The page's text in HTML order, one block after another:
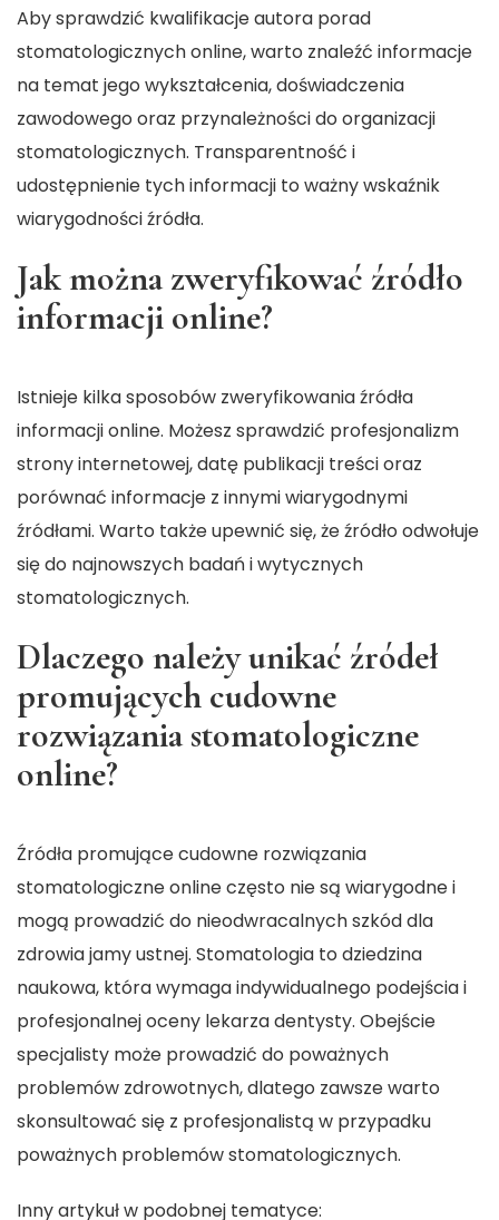
Aby sprawdzić kwalifikacje autora porad
stomatologicznych online, warto znaleźć informacje
na temat jego wykształcenia, doświadczenia
zawodowego oraz przynależności do organizacji
stomatologicznych. Transparentność i
udostępnienie tych informacji to ważny wskaźnik
wiarygodności źródła.
Jak można zweryfikować źródło
informacji online?
Istnieje kilka sposobów zweryfikowania źródła
informacji online. Możesz sprawdzić profesjonalizm
strony internetowej, datę publikacji treści oraz
porównać informacje z innymi wiarygodnymi
źródłami. Warto także upewnić się, że źródło odwołuje
się do najnowszych badań i wytycznych
stomatologicznych.
Dlaczego należy unikać źródeł
promujących cudowne
rozwiązania stomatologiczne
online?
Źródła promujące cudowne rozwiązania
stomatologiczne online często nie są wiarygodne i
mogą prowadzić do nieodwracalnych szkód dla
zdrowia jamy ustnej. Stomatologia to dziedzina
naukowa, która wymaga indywidualnego podejścia i
profesjonalnej oceny lekarza dentysty. Obejście
specjalisty może prowadzić do poważnych
problemów zdrowotnych, dlatego zawsze warto
skonsultować się z profesjonalistą w przypadku
poważnych problemów stomatologicznych.
Inny artykuł w podobnej tematyce: